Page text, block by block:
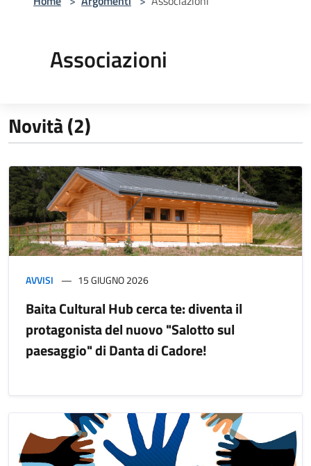
Associazioni
Novità (2)
AVVISI 15 GIUGNO 2026
Baita Cultural Hub cerca te: diventa il
protagonista del nuovo "Salotto sul
paesaggio" di Danta di Cadore!